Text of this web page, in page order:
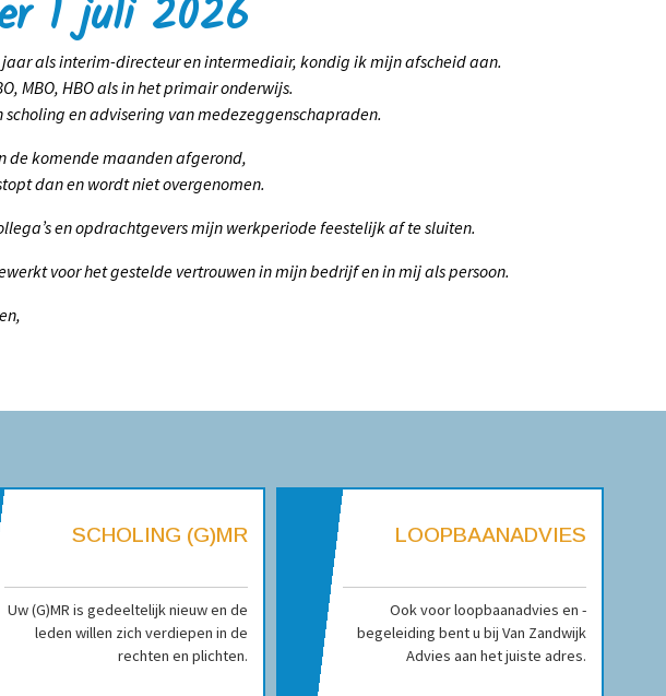
1 juli 2026
als interim-directeur en intermediair, kondig ik mijn afscheid aan.
MBO, HBO als in het primair onderwijs.
en advisering van medezeggenschapraden.
de komende maanden afgerond,
dan en wordt niet overgenomen.
en opdrachtgevers mijn werkperiode feestelijk af te sluiten.
voor het gestelde vertrouwen in mijn bedrijf en in mij als persoon.
SCHOLING (G)MR
Uw (G)MR is gedeeltelijk nieuw en de
leden willen zich verdiepen in de
rechten en plichten.
LOOPBAANADVIES
Ook voor loopbaanadvies en -
begeleiding bent u bij Van Zandwijk
Advies aan het juiste adres.